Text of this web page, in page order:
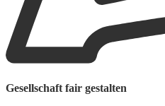
Gesellschaft fair gestalten